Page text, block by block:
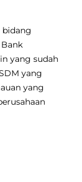
bidang
yang sudah
yang
yang